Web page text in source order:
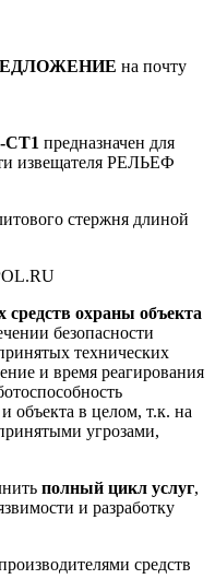
на почту
предназначен для
извещателя РЕЛЬЕФ
стержня длиной
охраны объекта
безопасности
технических
и время реагирования
объекта в целом, т.к. на
угрозами,
полный цикл услуг,
и разработку
средств